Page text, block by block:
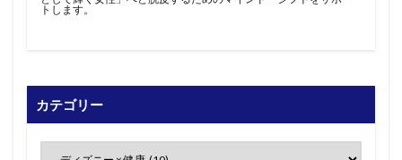
トします。
カテゴリー